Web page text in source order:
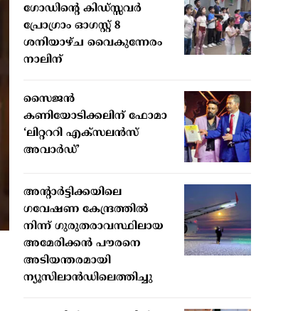
ഗോഡിന്റെ കിഡ്സ്സവര്‍
പ്രോഗ്രാം ഓഗസ്റ്റ് 8
ശനിയാഴ്ച വൈകുന്നേരം
നാലിന്
സൈജന്‍
കണിയോടിക്കലിന് ഫോമാ
‘ലിറ്റററി എക്‌സലന്‍സ്
അവാര്‍ഡ്’
അന്റാര്‍ട്ടിക്കയിലെ
ഗവേഷണ കേന്ദ്രത്തില്‍
നിന്ന് ഗുരുതരാവസ്ഥിലായ
അമേരിക്കന്‍ പൗരനെ
അടിയന്തരമായി
ന്യൂസിലാന്‍ഡിലെത്തിച്ചു